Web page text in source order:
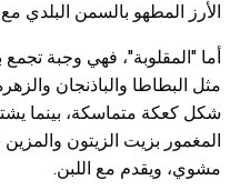
الأرز المطهو بالسمن البلدي
أما "المقلوبة"، فهي وجبة تجمع
مثل البطاطا والباذنجان
شكل كعكة متماسكة، بينما
المغمور بزيت الزيتون
مشوي، ويقدم مع اللبن.